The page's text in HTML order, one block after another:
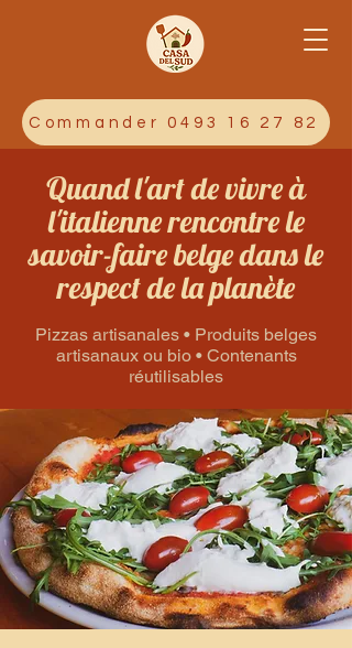
Commander 0493 16 27 82
Quand l'art de vivre à
l'italienne rencontre le
savoir-faire belge dans le
respect de la planète
Pizzas artisanales • Produits belges
artisanaux ou bio • Contenants
réutilisables